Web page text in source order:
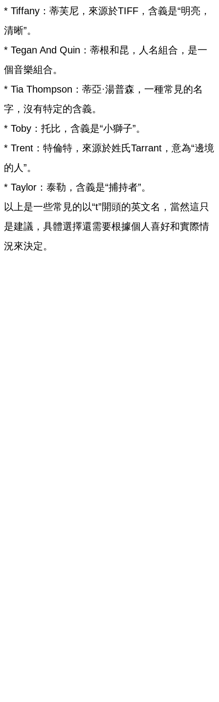
* Tiffany：蒂芙尼，來源於TIFF，含義是“明亮，
清晰”。
* Tegan And Quin：蒂根和昆，人名組合，是一
個音樂組合。
* Tia Thompson：蒂亞·湯普森，一種常見的名
字，沒有特定的含義。
* Toby：托比，含義是“小獅子”。
* Trent：特倫特，來源於姓氏Tarrant，意為“邊境
的人”。
* Taylor：泰勒，含義是“捕持者”。
以上是一些常見的以“t”開頭的英文名，當然這只
是建議，具體選擇還需要根據個人喜好和實際情
況來決定。